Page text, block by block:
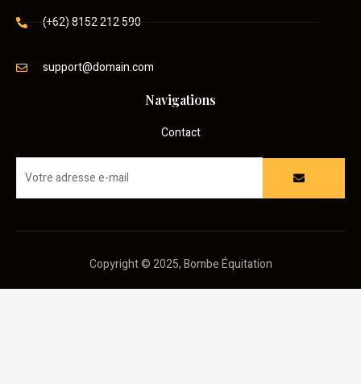
(+62) 8152 212 590
support@domain.com
Navigations
Contact
Copyright © 2025, Bombe Équitation